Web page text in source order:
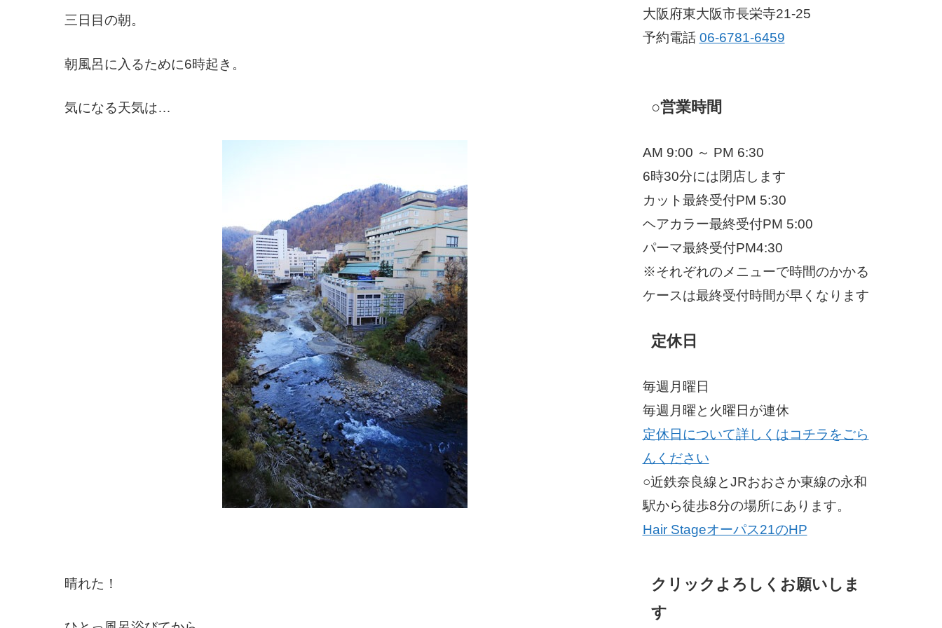
三日目の朝。
朝風呂に入るために6時起き。
気になる天気は…
晴れた！
大阪府東大阪市長栄寺21-25
予約電話 06-6781-6459
○営業時間
AM 9:00 ～ PM 6:30
6時30分には閉店します
カット最終受付PM 5:30
ヘアカラー最終受付PM 5:00
パーマ最終受付PM4:30
※それぞれのメニューで時間のかかる
ケースは最終受付時間が早くなります
定休日
毎週月曜日
毎週月曜と火曜日が連休
定休日について詳しくはコチラをごら
んください
○近鉄奈良線とJRおおさか東線の永和
駅から徒歩8分の場所にあります。
Hair Stageオーパス21のHP
クリックよろしくお願いしま
す